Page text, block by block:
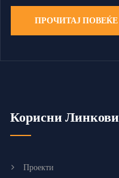
ПРОЧИТАЈ ПОВЕЌЕ
Корисни Линкови
Проекти